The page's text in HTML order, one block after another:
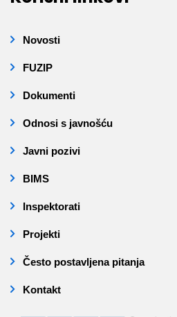
Novosti
FUZIP
Dokumenti
Odnosi s javnošću
Javni pozivi
BIMS
Inspektorati
Projekti
Često postavljena pitanja
Kontakt